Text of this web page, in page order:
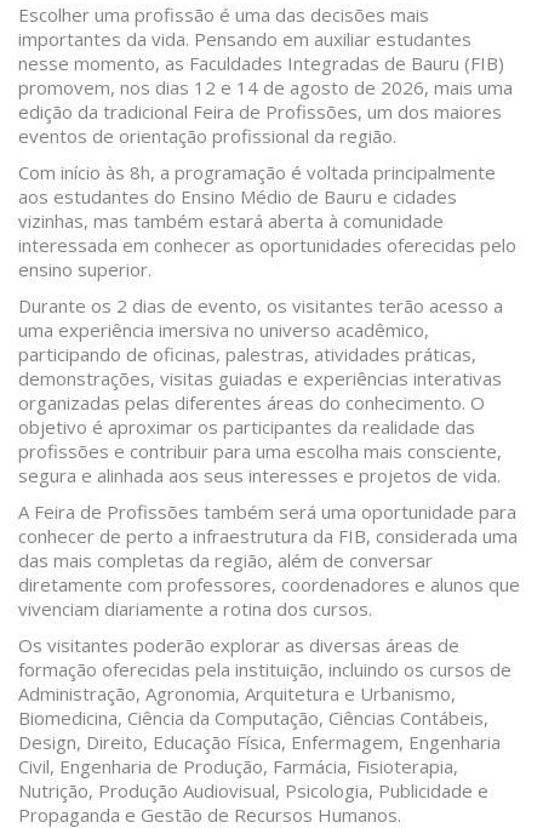
Escolher uma profissão é uma das decisões mais
importantes da vida. Pensando em auxiliar estudantes
nesse momento, as Faculdades Integradas de Bauru (FIB)
promovem, nos dias 12 e 14 de agosto de 2026, mais uma
edição da tradicional Feira de Profissões, um dos maiores
eventos de orientação profissional da região.
Com início às 8h, a programação é voltada principalmente
aos estudantes do Ensino Médio de Bauru e cidades
vizinhas, mas também estará aberta à comunidade
interessada em conhecer as oportunidades oferecidas pelo
ensino superior.
Durante os 2 dias de evento, os visitantes terão acesso a
uma experiência imersiva no universo acadêmico,
participando de oficinas, palestras, atividades práticas,
demonstrações, visitas guiadas e experiências interativas
organizadas pelas diferentes áreas do conhecimento. O
objetivo é aproximar os participantes da realidade das
profissões e contribuir para uma escolha mais consciente,
segura e alinhada aos seus interesses e projetos de vida.
A Feira de Profissões também será uma oportunidade para
conhecer de perto a infraestrutura da FIB, considerada uma
das mais completas da região, além de conversar
diretamente com professores, coordenadores e alunos que
vivenciam diariamente a rotina dos cursos.
Os visitantes poderão explorar as diversas áreas de
formação oferecidas pela instituição, incluindo os cursos de
Administração, Agronomia, Arquitetura e Urbanismo,
Biomedicina, Ciência da Computação, Ciências Contábeis,
Design, Direito, Educação Física, Enfermagem, Engenharia
Civil, Engenharia de Produção, Farmácia, Fisioterapia,
Nutrição, Produção Audiovisual, Psicologia, Publicidade e
Propaganda e Gestão de Recursos Humanos.